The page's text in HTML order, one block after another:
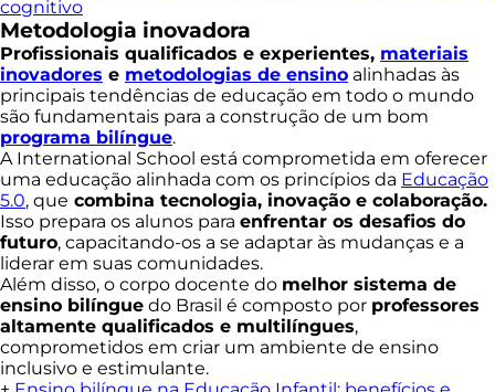
cognitivo
Metodologia inovadora
Profissionais qualificados e experientes, materiais
inovadores e metodologias de ensino alinhadas às
principais tendências de educação em todo o mundo
são fundamentais para a construção de um bom
programa bilíngue.
A International School está comprometida em oferecer
uma educação alinhada com os princípios da Educação
5.0, que combina tecnologia, inovação e colaboração.
Isso prepara os alunos para enfrentar os desafios do
futuro, capacitando-os a se adaptar às mudanças e a
liderar em suas comunidades.
Além disso, o corpo docente do melhor sistema de
ensino bilíngue do Brasil é composto por professores
altamente qualificados e multilíngues,
comprometidos em criar um ambiente de ensino
inclusivo e estimulante.